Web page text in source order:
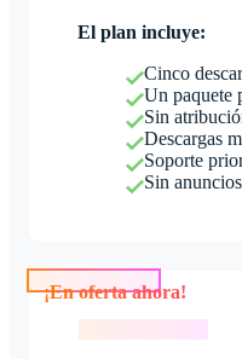
El plan incluye:
Cinco
Un paquete
Sin
Descargas
Soporte
Sin anuncios